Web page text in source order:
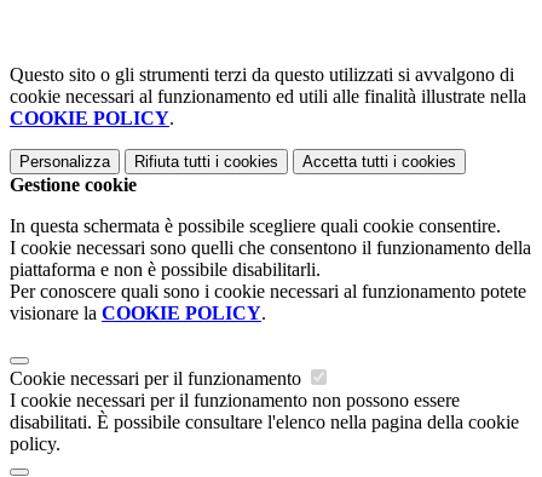
Questo sito o gli strumenti terzi da questo utilizzati si avvalgono di
cookie necessari al funzionamento ed utili alle finalità illustrate nella
COOKIE POLICY.
Personalizza Rifiuta tutti i cookies Accetta tutti i cookies
Gestione cookie
In questa schermata è possibile scegliere quali cookie consentire.
I cookie necessari sono quelli che consentono il funzionamento della
piattaforma e non è possibile disabilitarli.
Per conoscere quali sono i cookie necessari al funzionamento potete
visionare la COOKIE POLICY.
Cookie necessari per il funzionamento
I cookie necessari per il funzionamento non possono essere
disabilitati. È possibile consultare l'elenco nella pagina della cookie
policy.